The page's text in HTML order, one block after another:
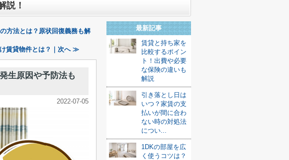
説！
方法とは？原状回復義務も解
賃貸物件とは？｜次へ ≫
生原因や予防法も
2022-07-05
最新記事
賃貸と持ち家を
比較するポイン
ト！出費や必要
な保険の違いも
解説
引き落とし日は
いつ？家賃の支
払いが間に合わ
ない時の対処法
につい...
1DKの部屋を広
く使うコツは？